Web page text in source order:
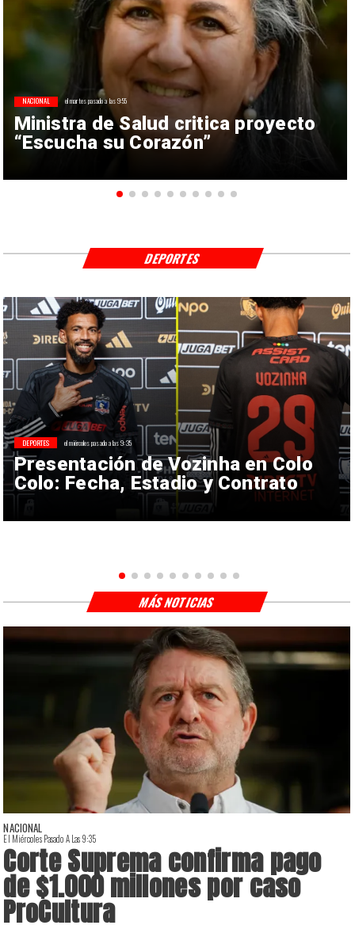
Ministra de Salud critica proyecto
“Escucha su Corazón”
NACIONAL el martes pasado a las 9:55
Presentación de Vozinha en Colo
Colo: Fecha, Estadio y Contrato
DEPORTES el miércoles pasado a las 9:35
DEPORTES
NACIONAL
El Miércoles Pasado A Las 9:35
Corte Suprema confirma pago
de $1.000 millones por caso
ProCultura
MÁS NOTICIAS